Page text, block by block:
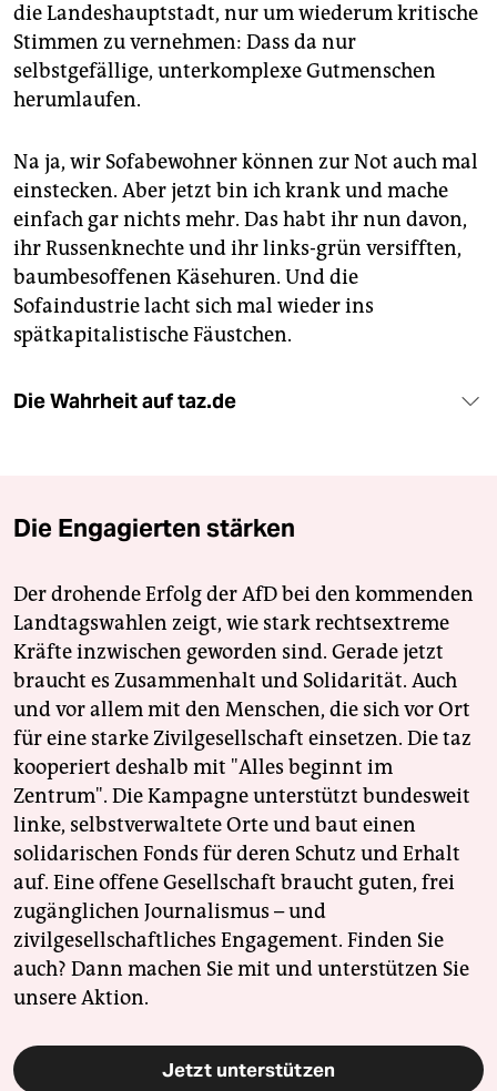
die Landeshauptstadt, nur um wiederum kritische
Stimmen zu vernehmen: Dass da nur
selbstgefällige, unterkomplexe Gutmenschen
herumlaufen.
Na ja, wir Sofabewohner können zur Not auch mal
einstecken. Aber jetzt bin ich krank und mache
einfach gar nichts mehr. Das habt ihr nun davon,
ihr Russenknechte und ihr links-grün versifften,
baumbesoffenen Käsehuren. Und die
Sofaindustrie lacht sich mal wieder ins
spätkapitalistische Fäustchen.
Die Wahrheit auf taz.de
Die Engagierten stärken
Der drohende Erfolg der AfD bei den kommenden
Landtagswahlen zeigt, wie stark rechtsextreme
Kräfte inzwischen geworden sind. Gerade jetzt
braucht es Zusammenhalt und Solidarität. Auch
und vor allem mit den Menschen, die sich vor Ort
für eine starke Zivilgesellschaft einsetzen. Die taz
kooperiert deshalb mit "Alles beginnt im
Zentrum". Die Kampagne unterstützt bundesweit
linke, selbstverwaltete Orte und baut einen
solidarischen Fonds für deren Schutz und Erhalt
auf. Eine offene Gesellschaft braucht guten, frei
zugänglichen Journalismus – und
zivilgesellschaftliches Engagement. Finden Sie
auch? Dann machen Sie mit und unterstützen Sie
unsere Aktion.
Jetzt unterstützen